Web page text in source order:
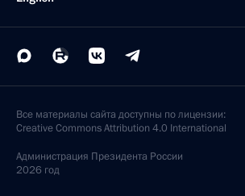
Все материалы сайта доступны по лицензии:
Creative Commons Attribution 4.0 International
Администрация Президента России
2026 год